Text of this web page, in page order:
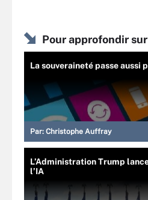
Pour approfondir
La souveraineté passe aussi
Par: Christophe Auffray
L’Administration Trump
l’IA